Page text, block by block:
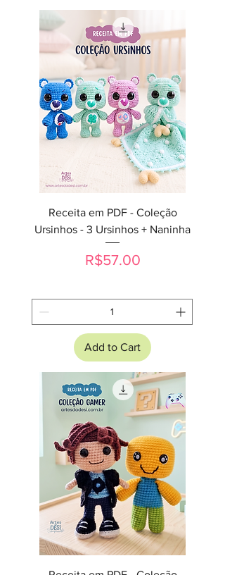
Receita em PDF - Coleção
Ursinhos - 3 Ursinhos + Naninha
Price
R$57.00
Add to Cart